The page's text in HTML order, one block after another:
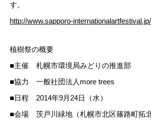
す。
http://www.sapporo-internationalartfestival.jp/
植樹祭の概要
■主催 札幌市環境局みどりの推進部
■協力 一般社団法人more trees
■日程 2014年9月24日（水）
■会場 茨戸川緑地（札幌市北区篠路町拓北